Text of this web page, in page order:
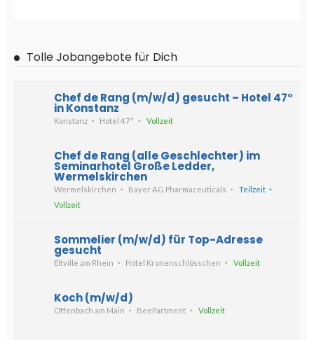
Tolle Jobangebote für Dich
Chef de Rang (m/w/d) gesucht – Hotel 47°
in Konstanz
Konstanz Hotel 47° Vollzeit
Chef de Rang (alle Geschlechter) im
Seminarhotel Große Ledder,
Wermelskirchen
Wermelskirchen Bayer AG Pharmaceuticals
Teilzeit
Vollzeit
Sommelier (m/w/d) für Top-Adresse
gesucht
Eltville am Rhein Hotel Kronenschlösschen Vollzeit
Koch (m/w/d)
Offenbach am Main BeePartment Vollzeit